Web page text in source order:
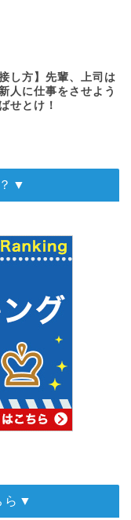
し方】先輩、上司は
人に仕事をさせよう
せとけ！
▼
ら▼